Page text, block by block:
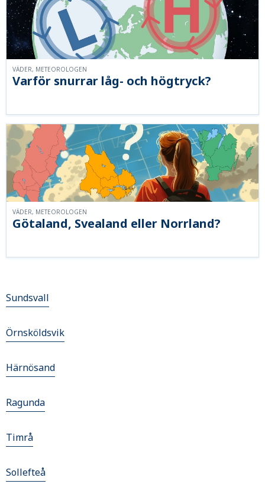
Varför snurrar låg- och högtryck?
VÄDER, METEOROLOGEN
Götaland, Svealand eller Norrland?
VÄDER, METEOROLOGEN
Sundsvall
Örnsköldsvik
Härnösand
Ragunda
Timrå
Sollefteå